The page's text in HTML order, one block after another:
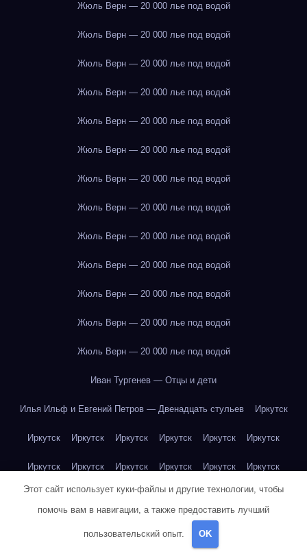
Жюль Верн — 20 000 лье под водой
Жюль Верн — 20 000 лье под водой
Жюль Верн — 20 000 лье под водой
Жюль Верн — 20 000 лье под водой
Жюль Верн — 20 000 лье под водой
Жюль Верн — 20 000 лье под водой
Жюль Верн — 20 000 лье под водой
Жюль Верн — 20 000 лье под водой
Жюль Верн — 20 000 лье под водой
Жюль Верн — 20 000 лье под водой
Жюль Верн — 20 000 лье под водой
Жюль Верн — 20 000 лье под водой
Жюль Верн — 20 000 лье под водой
Иван Тургенев — Отцы и дети
Илья Ильф и Евгений Петров — Двенадцать стульев Иркутск
Иркутск Иркутск Иркутск Иркутск Иркутск Иркутск
Иркутск Иркутск Иркутск Иркутск Иркутск Иркутск
Иркутск Иркутск Иркутск Иркутск Иркутск Иркутск
Иркутск Йогурт
Этот сайт использует куки-файлы и другие технологии, чтобы
помочь вам в навигации, а также предоставить лучший
пользовательский опыт. OK